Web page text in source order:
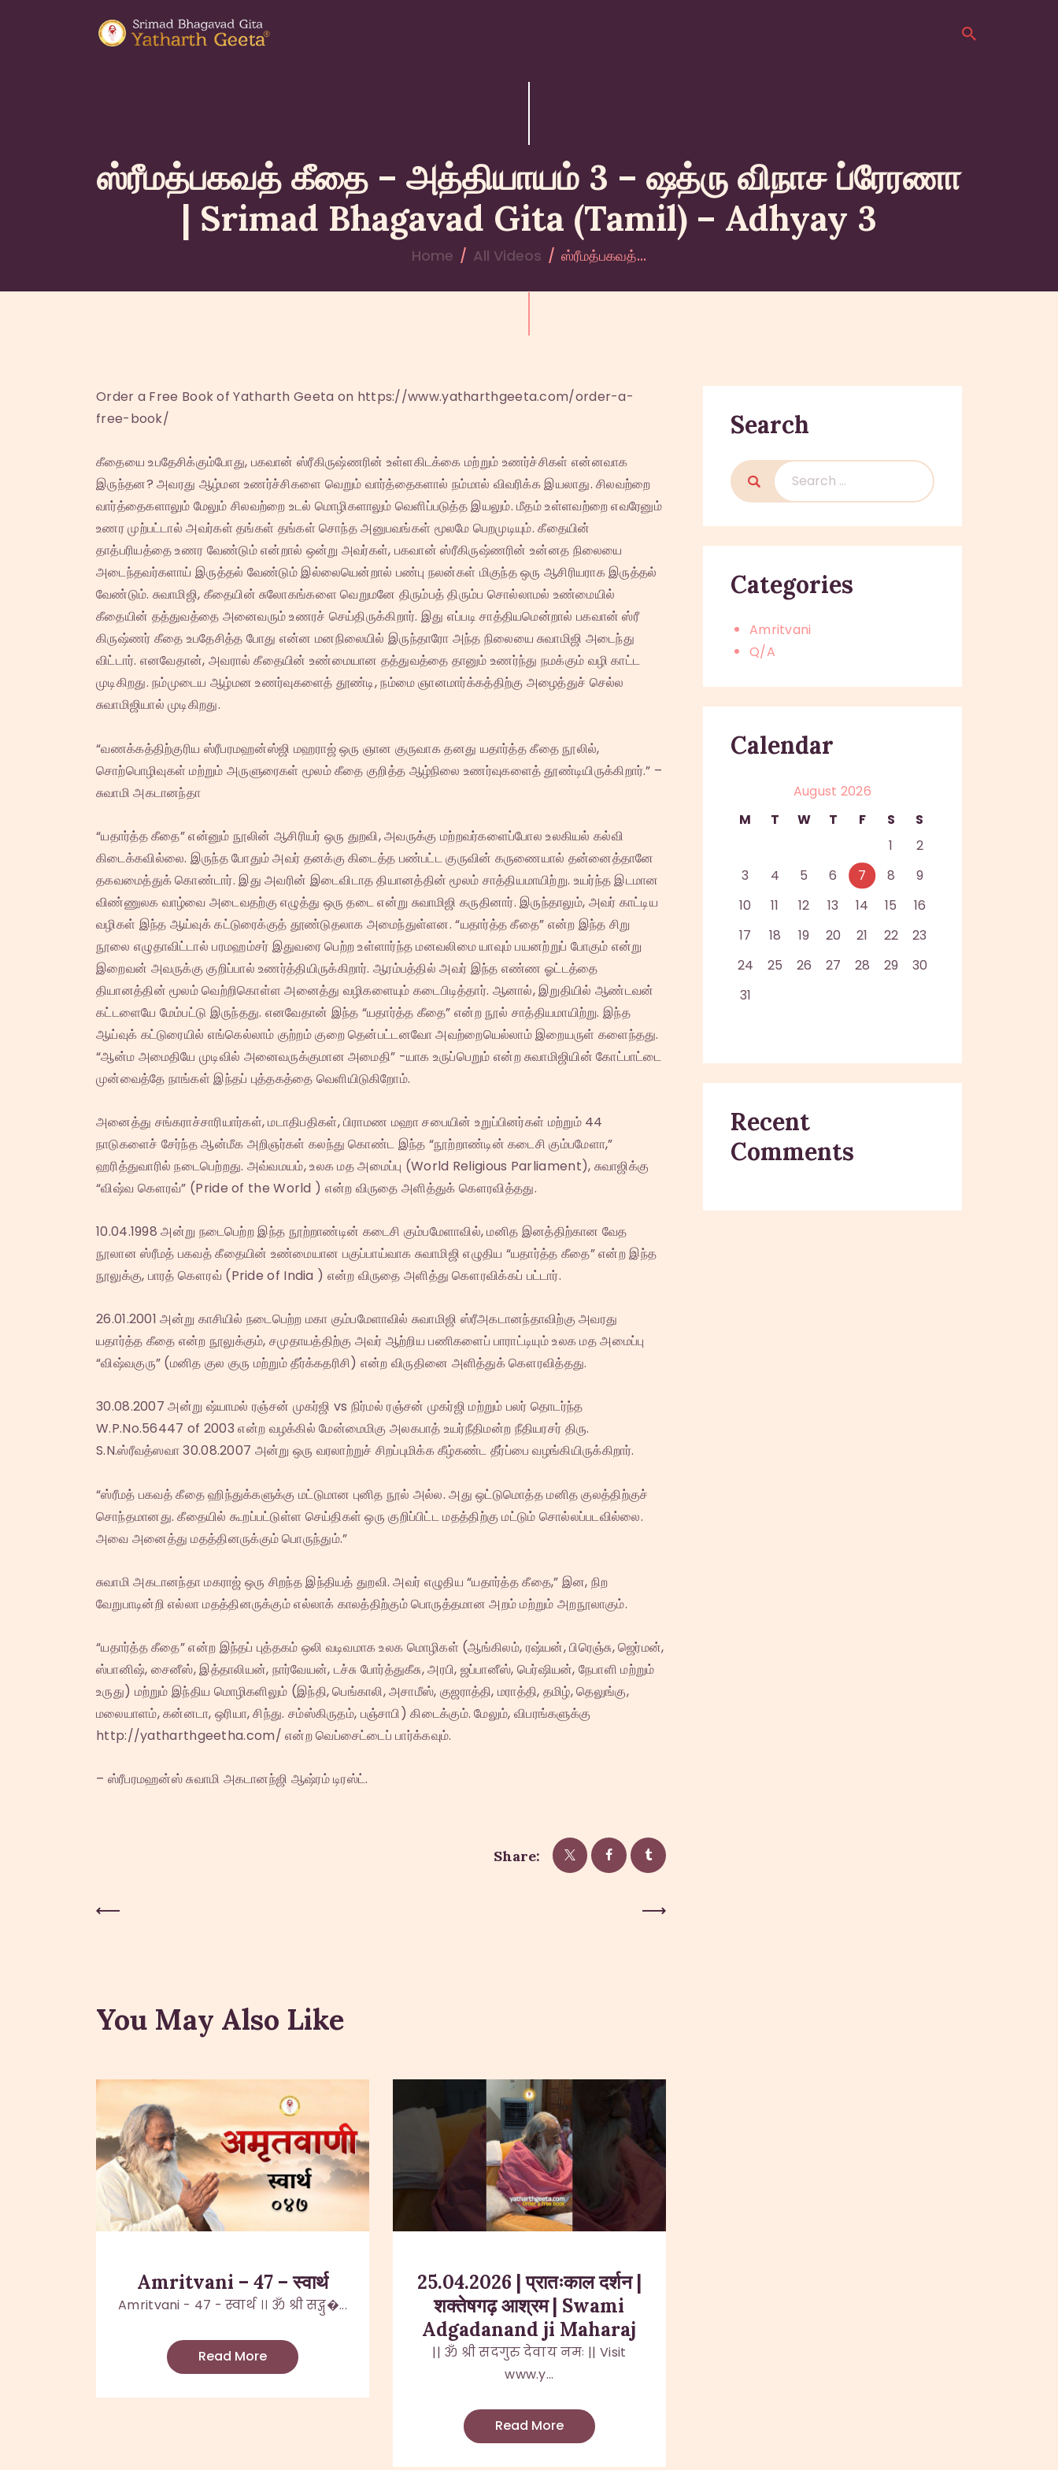
ஸ்ரீமத்பகவத் கீதை – அத்தியாயம் 3 – ஷத்ரு விநாச ப்ரேரணா
| Srimad Bhagavad Gita (Tamil) – Adhyay 3
Home All Videos ஸ்ரீமத்பகவத்...
BOOKS & PUBLICATION
CONTACT US
Order a Free Book of Yatharth Geeta on https://www.yatharthgeeta.com/order-a-
free-book/
கீதையை உபதேசிக்கும்போது, பகவான் ஸ்ரீகிருஷ்ணரின் உள்ளகிடக்கை மற்றும் உணர்ச்சிகள் என்னவாக
இருந்தன? அவரது ஆழ்மன உணர்ச்சிகளை வெறும் வார்த்தைகளால் நம்மால் விவரிக்க இயலாது. சிலவற்றை
வார்த்தைகளாலும் மேலும் சிலவற்றை உடல் மொழிகளாலும் வெளிப்படுத்த இயலும். மீதம் உள்ளவற்றை எவரேனும்
உணர முற்பட்டால் அவர்கள் தங்கள் தங்கள் சொந்த அனுபவங்கள் மூலமே பெறமுடியும். கீதையின்
தாத்பரியத்தை உணர வேண்டும் என்றால் ஒன்று அவர்கள், பகவான் ஸ்ரீகிருஷ்ணரின் உன்னத நிலையை
அடைந்தவர்களாய் இருத்தல் வேண்டும் இல்லையென்றால் பண்பு நலன்கள் மிகுந்த ஒரு ஆசிரியராக இருத்தல்
வேண்டும். சுவாமிஜி, கீதையின் சுலோகங்களை வெறுமனே திரும்பத் திரும்ப சொல்லாமல் உண்மையில்
கீதையின் தத்துவத்தை அனைவரும் உணரச் செய்திருக்கிறார். இது எப்படி சாத்தியமென்றால் பகவான் ஸ்ரீ
கிருஷ்ணர் கீதை உபதேசித்த போது என்ன மனநிலையில் இருந்தாரோ அந்த நிலையை சுவாமிஜி அடைந்து
விட்டார். எனவேதான், அவரால் கீதையின் உண்மையான தத்துவத்தை தானும் உணர்ந்து நமக்கும் வழி காட்ட
முடிகிறது. நம்முடைய ஆழ்மன உணர்வுகளைத் தூண்டி, நம்மை ஞானமார்க்கத்திற்கு அழைத்துச் செல்ல
சுவாமிஜியால் முடிகிறது.
“வணக்கத்திற்குரிய ஸ்ரீபரமஹன்ஸ்ஜி மஹராஜ் ஒரு ஞான குருவாக தனது யதார்த்த கீதை நூலில்,
சொற்பொழிவுகள் மற்றும் அருளுரைகள் மூலம் கீதை குறித்த ஆழ்நிலை உணர்வுகளைத் தூண்டியிருக்கிறார்.” –
சுவாமி அகடானந்தா
“யதார்த்த கீதை” என்னும் நூலின் ஆசிரியர் ஒரு துறவி, அவருக்கு மற்றவர்களைப்போல உலகியல் கல்வி
கிடைக்கவில்லை. இருந்த போதும் அவர் தனக்கு கிடைத்த பண்பட்ட குருவின் கருணையால் தன்னைத்தானே
தகவமைத்துக் கொண்டார். இது அவரின் இடைவிடாத தியானத்தின் மூலம் சாத்தியமாயிற்று. உயர்ந்த இடமான
விண்ணுலக வாழ்வை அடைவதற்கு எழுத்து ஒரு தடை என்று சுவாமிஜி கருதினார். இருந்தாலும், அவர் காட்டிய
வழிகள் இந்த ஆய்வுக் கட்டுரைக்குத் தூண்டுதலாக அமைந்துள்ளன. “யதார்த்த கீதை” என்ற இந்த சிறு
நூலை எழுதாவிட்டால் பரமஹம்சர் இதுவரை பெற்ற உள்ளார்ந்த மனவலிமை யாவும் பயனற்றுப் போகும் என்று
இறைவன் அவருக்கு குறிப்பால் உணர்த்தியிருக்கிறார். ஆரம்பத்தில் அவர் இந்த எண்ண ஓட்டத்தை
தியானத்தின் மூலம் வெற்றிகொள்ள அனைத்து வழிகளையும் கடைபிடித்தார். ஆனால், இறுதியில் ஆண்டவன்
கட்டளையே மேம்பட்டு இருந்தது. எனவேதான் இந்த “யதார்த்த கீதை” என்ற நூல் சாத்தியமாயிற்று. இந்த
ஆய்வுக் கட்டுரையில் எங்கெல்லாம் குற்றம் குறை தென்பட்டனவோ அவற்றையெல்லாம் இறையருள் களைந்தது.
“ஆன்ம அமைதியே முடிவில் அனைவருக்குமான அமைதி” -யாக உருப்பெறும் என்ற சுவாமிஜியின் கோட்பாட்டை
முன்வைத்தே நாங்கள் இந்தப் புத்தகத்தை வெளியிடுகிறோம்.
அனைத்து சங்கராச்சாரியார்கள், மடாதிபதிகள், பிராமண மஹா சபையின் உறுப்பினர்கள் மற்றும் 44
நாடுகளைச் சேர்ந்த ஆன்மீக அறிஞர்கள் கலந்து கொண்ட இந்த “நூற்றாண்டின் கடைசி கும்பமேளா,”
ஹரித்துவாரில் நடைபெற்றது. அவ்வமயம், உலக மத அமைப்பு (World Religious Parliament), சுவாஜிக்கு
“விஷ்வ கௌரவ்” (Pride of the World ) என்ற விருதை அளித்துக் கௌரவித்தது.
10.04.1998 அன்று நடைபெற்ற இந்த நூற்றாண்டின் கடைசி கும்பமேளாவில், மனித இனத்திற்கான வேத
நூலான ஸ்ரீமத் பகவத் கீதையின் உண்மையான பகுப்பாய்வாக சுவாமிஜி எழுதிய “யதார்த்த கீதை” என்ற இந்த
நூலுக்கு, பாரத் கௌரவ் (Pride of India ) என்ற விருதை அளித்து கௌரவிக்கப் பட்டார்.
26.01.2001 அன்று காசியில் நடைபெற்ற மகா கும்பமேளாவில் சுவாமிஜி ஸ்ரீஅகடானந்தாவிற்கு அவரது
யதார்த்த கீதை என்ற நூலுக்கும், சமுதாயத்திற்கு அவர் ஆற்றிய பணிகளைப் பாராட்டியும் உலக மத அமைப்பு
“விஷ்வகுரு” (மனித குல குரு மற்றும் தீர்க்கதரிசி) என்ற விருதினை அளித்துக் கௌரவித்தது.
30.08.2007 அன்று ஷ்யாமல் ரஞ்சன் முகர்ஜி vs நிர்மல் ரஞ்சன் முகர்ஜி மற்றும் பலர் தொடர்ந்த
W.P.No.56447 of 2003 என்ற வழக்கில் மேன்மைமிகு அலகபாத் உயர்நீதிமன்ற நீதியரசர் திரு.
S.N.ஸ்ரீவத்ஸவா 30.08.2007 அன்று ஒரு வரலாற்றுச் சிறப்புமிக்க கீழ்கண்ட தீர்ப்பை வழங்கியிருக்கிறார்.
“ஸ்ரீமத் பகவத் கீதை ஹிந்துக்களுக்கு மட்டுமான புனித நூல் அல்ல. அது ஒட்டுமொத்த மனித குலத்திற்குச்
சொந்தமானது. கீதையில் கூறப்பட்டுள்ள செய்திகள் ஒரு குறிப்பிட்ட மதத்திற்கு மட்டும் சொல்லப்படவில்லை.
அவை அனைத்து மதத்தினருக்கும் பொருந்தும்.”
சுவாமி அகடானந்தா மகராஜ் ஒரு சிறந்த இந்தியத் துறவி. அவர் எழுதிய “யதார்த்த கீதை,” இன, நிற
வேறுபாடின்றி எல்லா மதத்தினருக்கும் எல்லாக் காலத்திற்கும் பொருத்தமான அறம் மற்றும் அறநூலாகும்.
“யதார்த்த கீதை” என்ற இந்தப் புத்தகம் ஒலி வடிவமாக உலக மொழிகள் (ஆங்கிலம், ரஷ்யன், பிரெஞ்சு, ஜெர்மன்,
ஸ்பானிஷ், சைனீஸ், இத்தாலியன், நார்வேயன், டச்சு போர்த்துகீசு, அரபி, ஜப்பானீஸ், பெர்ஷியன், நேபாளி மற்றும்
உருது) மற்றும் இந்திய மொழிகளிலும் (இந்தி, பெங்காலி, அசாமீஸ், குஜராத்தி, மராத்தி, தமிழ், தெலுங்கு,
மலையாளம், கன்னடா, ஒரியா, சிந்து. சம்ஸ்கிருதம், பஞ்சாபி) கிடைக்கும். மேலும், விபரங்களுக்கு
http://yatharthgeetha.com/ என்ற வெப்சைட்டைப் பார்க்கவும்.
– ஸ்ரீபரமஹன்ஸ் சுவாமி அகடானந்ஜி ஆஷ்ரம் டிரஸ்ட்.
Share:
Post
You May Also Like
Amritvani – 47 – स्वार्थ
Amritvani - 47 - स्वार्थ ।। ॐ श्री सद्गु�...
Read More
25.04.2026 | प्रातःकाल दर्शन |
शक्तेषगढ़ आश्रम | Swami
Adgadanand ji Maharaj
|| ॐ श्री सदगुरु देवाय नमः || Visit
www.y...
Read More
Search
Search
for:
Categories
Amritvani
Q/A
Calendar
August 2026
M
T W T F S
S
1
2
3
4 5 6 7 8
9
10
11 12 13 14 15
16
17
18 19 20 21 22
23
24
25 26 27 28 29
30
31
Recent
Comments